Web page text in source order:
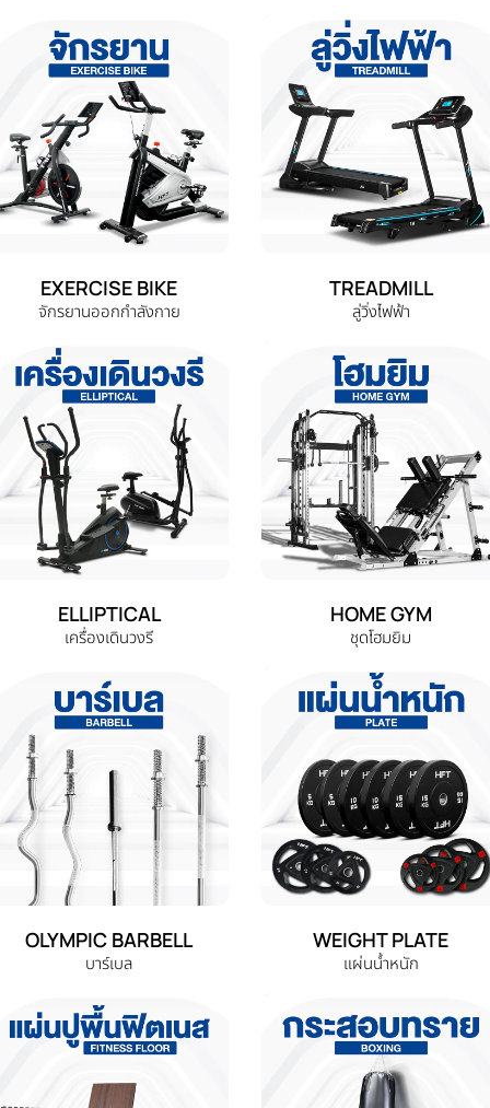
EXERCISE BIKE
จักรยานออกกำลังกาย
TREADMILL
ลู่วิ่งไฟฟ้า
ELLIPTICAL
เครื่องเดินวงรี
HOME GYM
ชุดโฮมยิม
OLYMPIC BARBELL
บาร์เบล
WEIGHT PLATE
แผ่นน้ำหนัก